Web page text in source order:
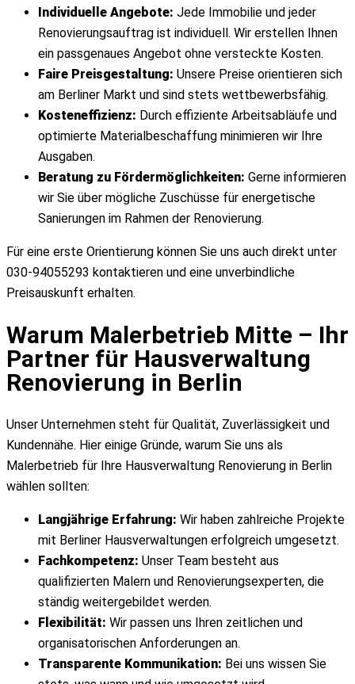
Individuelle Angebote: Jede Immobilie und jeder
Renovierungsauftrag ist individuell. Wir erstellen Ihnen
ein passgenaues Angebot ohne versteckte Kosten.
Faire Preisgestaltung: Unsere Preise orientieren sich
am Berliner Markt und sind stets wettbewerbsfähig.
Kosteneffizienz: Durch effiziente Arbeitsabläufe und
optimierte Materialbeschaffung minimieren wir Ihre
Ausgaben.
Beratung zu Fördermöglichkeiten: Gerne informieren
wir Sie über mögliche Zuschüsse für energetische
Sanierungen im Rahmen der Renovierung.
Für eine erste Orientierung können Sie uns auch direkt unter
030-94055293 kontaktieren und eine unverbindliche
Preisauskunft erhalten.
Warum Malerbetrieb Mitte – Ihr
Partner für Hausverwaltung
Renovierung in Berlin
Unser Unternehmen steht für Qualität, Zuverlässigkeit und
Kundennähe. Hier einige Gründe, warum Sie uns als
Malerbetrieb für Ihre Hausverwaltung Renovierung in Berlin
wählen sollten:
Langjährige Erfahrung: Wir haben zahlreiche Projekte
mit Berliner Hausverwaltungen erfolgreich umgesetzt.
Fachkompetenz: Unser Team besteht aus
qualifizierten Malern und Renovierungsexperten, die
ständig weitergebildet werden.
Flexibilität: Wir passen uns Ihren zeitlichen und
organisatorischen Anforderungen an.
Transparente Kommunikation: Bei uns wissen Sie